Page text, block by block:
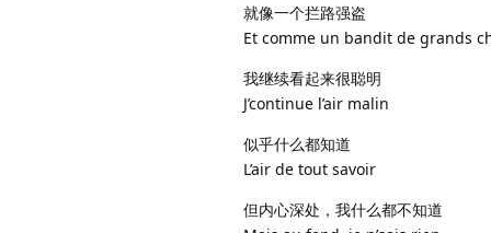
就像一个拦路强盗
Et comme un bandit de grands
我继续看起来很聪明
J’continue l’air malin
似乎什么都知道
L’air de tout savoir
但内心深处，我什么都不知道